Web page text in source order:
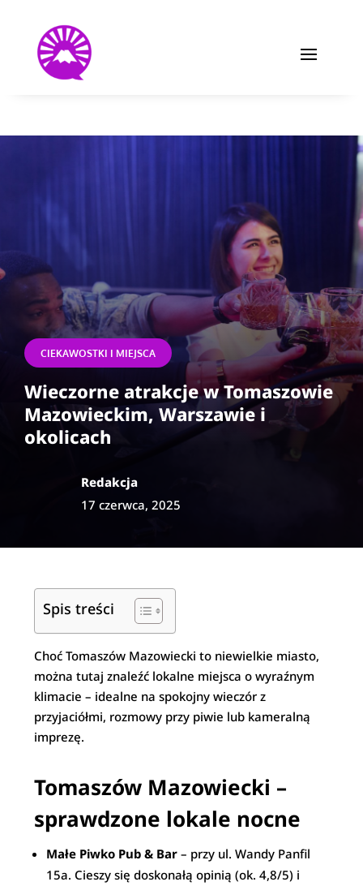
CIEKAWOSTKI I MIEJSCA
Wieczorne atrakcje w Tomaszowie
Mazowieckim, Warszawie i
okolicach
Redakcja
17 czerwca, 2025
Spis treści
Choć Tomaszów Mazowiecki to niewielkie miasto,
można tutaj znaleźć lokalne miejsca o wyraźnym
klimacie – idealne na spokojny wieczór z
przyjaciółmi, rozmowy przy piwie lub kameralną
imprezę.
Tomaszów Mazowiecki –
sprawdzone lokale nocne
Małe Piwko Pub & Bar – przy ul. Wandy Panfil
15a. Cieszy się doskonałą opinią (ok. 4,8/5) i